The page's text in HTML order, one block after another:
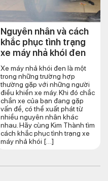
Nguyên nhân và cách
khắc phục tình trạng
xe máy nhả khói đen
Xe máy nhả khói đen là một
trong những trường hợp
thường gặp với những người
điều khiển xe máy. Khi đó chắc
chắn xe của bạn đang gặp
vấn đề, có thể xuất phát từ
nhiều nguyên nhân khác
nhau. Hãy cùng Kim Thành tìm
cách khắc phục tình trạng xe
máy nhả khói […]